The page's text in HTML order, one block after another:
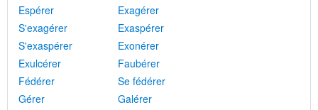
Espérer
Exagérer
S'exagérer
Exaspérer
S'exaspérer
Exonérer
Exulcérer
Faubérer
Fédérer
Se fédérer
Gérer
Galérer